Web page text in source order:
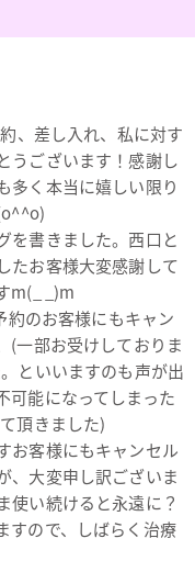
、差し入れ、私に対す
うございます！感謝し
多く本当に嬉しい限り
を書きました。西口と
たお客様大変感謝して
m(_ _)m
のお客様にもキャン
(一部お受けしておりま
といいますのも声が出
可能になってしまった
頂きました)
お客様にもキャンセル
、大変申し訳ございま
使い続けると永遠に？
すので、しばらく治療